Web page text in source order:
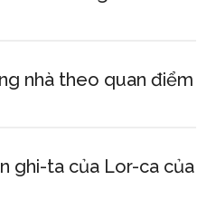
nhà theo quan điểm
ghi-ta của Lor-ca của